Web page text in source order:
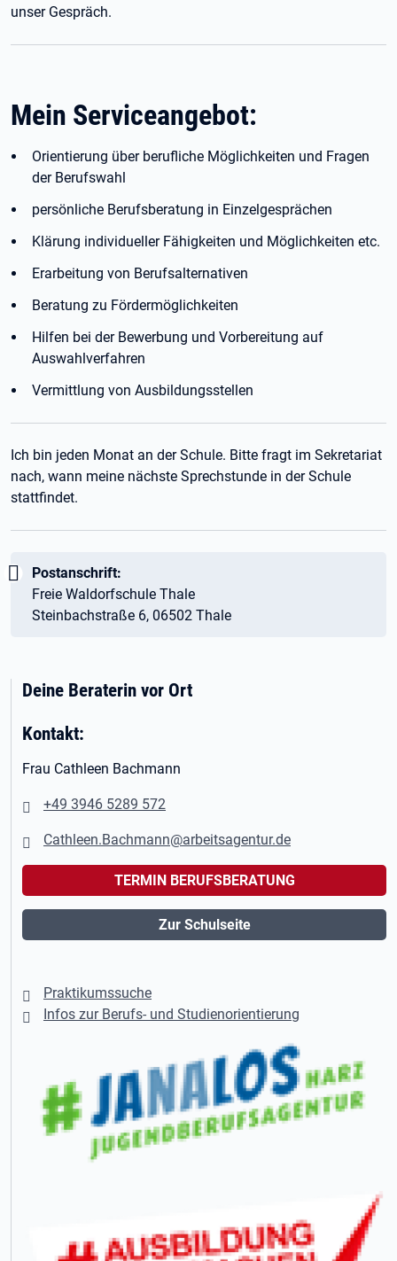
unser Gespräch.
Mein Serviceangebot:
Orientierung über berufliche Möglichkeiten und Fragen
der Berufswahl
persönliche Berufsberatung in Einzelgesprächen
Klärung individueller Fähigkeiten und Möglichkeiten etc.
Erarbeitung von Berufsalternativen
Beratung zu Fördermöglichkeiten
Hilfen bei der Bewerbung und Vorbereitung auf
Auswahlverfahren
Vermittlung von Ausbildungsstellen
Ich bin jeden Monat an der Schule. Bitte fragt im Sekretariat
nach, wann meine nächste Sprechstunde in der Schule
stattfindet.​
Wichtig:
Postanschrift:
Freie Waldorfschule Thale
Steinbachstraße 6, 06502 Thale
Deine Beraterin vor Ort
Kontakt:
Frau Cathleen Bachmann
+49 3946 5289 572
Cathleen.Bachmann@arbeitsagentur.de
TERMIN BERUFSBERATUNG
Zur Schulseite
Praktikumssuche
Infos zur Berufs- und Studienorientierung